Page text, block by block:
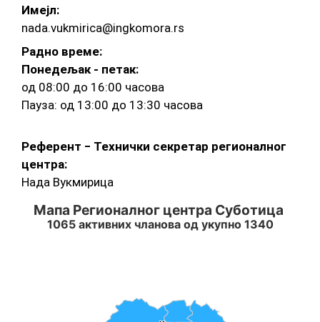
Имејл:
nada.vukmirica@ingkomora.rs
Радно време:
Понедељак - петак:
од 08:00 до 16:00 часова
Пауза: од 13:00 до 13:30 часова
Референт ‒ Технички секретар регионалног
центра:
Нада Вукмирица
Мапа Регионалног центра Суботица 1065 активних
Map of unspecified region with 1 data series.
Мапа Регионалног центра Суботица
1065 активних чланова од укупно 1340